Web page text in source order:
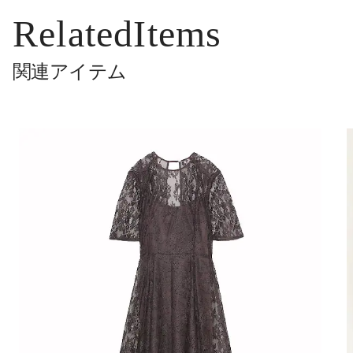
RelatedItems
関連アイテム